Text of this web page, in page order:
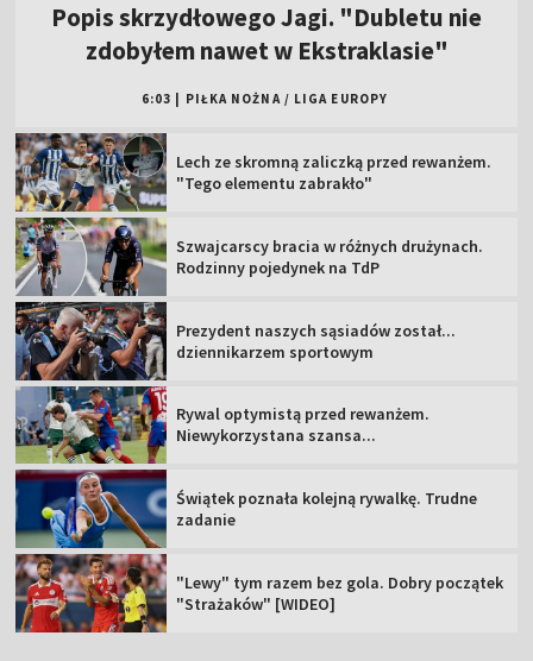
Popis skrzydłowego Jagi. "Dubletu nie
zdobyłem nawet w Ekstraklasie"
6:03 PIŁKA NOŻNA / LIGA EUROPY
Lech ze skromną zaliczką przed rewanżem.
"Tego elementu zabrakło"
Szwajcarscy bracia w różnych drużynach.
Rodzinny pojedynek na TdP
Prezydent naszych sąsiadów został...
dziennikarzem sportowym
Rywal optymistą przed rewanżem.
Niewykorzystana szansa...
Świątek poznała kolejną rywalkę. Trudne
zadanie
"Lewy" tym razem bez gola. Dobry początek
"Strażaków" [WIDEO]